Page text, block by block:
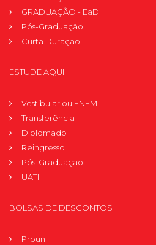
GRADUAÇÃO - EaD
Pós-Graduação
Curta Duração
ESTUDE AQUI
Vestibular ou ENEM
Transferência
Diplomado
Reingresso
Pós-Graduação
UATI
BOLSAS DE DESCONTOS
Prouni